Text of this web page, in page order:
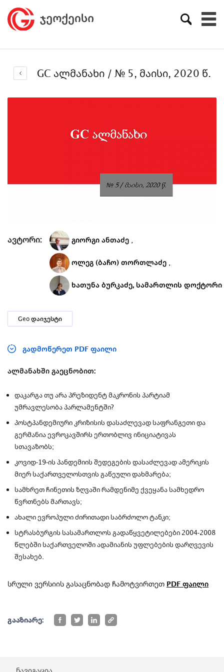
GC ალმანახი / № 5, მაისი, 2020 წ.
ავტორი: გიორგი ანთაძე
ოლეგ (ბაჩო) თორთლაძე
ხათუნა ბურკაძე, სამართლის დოქტორი
Geo დაიჯესტი
გადმოწერეთ PDF ფაილი
ალმანახში გაეცნობით:
დაკარგა თუ არა პრეზიდენტ მაკრონის პარტიამ
უმრავლესობა პარლამენტში?
პოსტპანდემიური კრიზისის დასაძლევად საფრანგეთი და
გერმანია ევროკავშირს ერთობლივ ინიციატივას
სთავაზობს;
კოვიდ-19-ის პანდემიის შედეგების დასაძლევად ამერიკის
მიერ საქართველოსთვის გაწეული დახმარება;
სამხრეთ ჩინეთის ზღვაში რამდენიმე ქვეყანა სამხედრო
წვრთნებს მართავს;
ახალი ევროპული ძირითადი საბრძოლო ტანკი;
სტრასბურგის სასამართლოს გადაწყვეტილებები 2004-2008
წლებში საქართველოში ადამიანის უფლებების დარღვევის
შესახებ.
სრული ვერსიის გასაცნობად ჩამოტვირთეთ PDF ფაილი
გააზიარე: